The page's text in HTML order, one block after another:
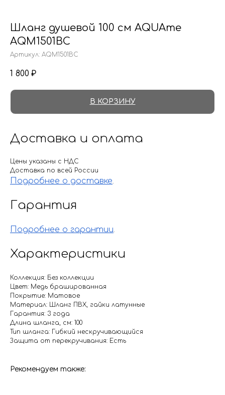
Шланг душевой 100 см AQUAme
AQM1501BC
Артикул: AQM1501BC
1 800 ₽
В КОРЗИНУ
Доставка и оплата
Цены указаны с НДС
Доставка по всей России
Подробнее о доставке.
Гарантия
Подробнее о гарантии.
Характеристики
Коллекция: Без коллекции
Цвет: Медь брашированная
Покрытие: Матовое
Материал: Шланг ПВХ, гайки латунные
Гарантия: 3 года
Длина шланга, см: 100
Тип шланга: Гибкий нескручивающийся
Защита от перекручивания: Есть
Рекомендуем также: